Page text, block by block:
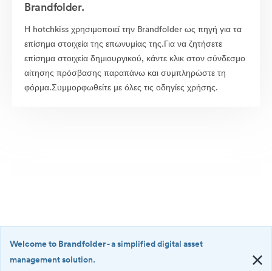
Brandfolder.
Η hotchkiss χρησιμοποιεί την Brandfolder ως πηγή για τα
επίσημα στοιχεία της επωνυμίας της.Για να ζητήσετε
επίσημα στοιχεία δημιουργικού, κάντε κλικ στον σύνδεσμο
αίτησης πρόσβασης παραπάνω και συμπληρώστε τη
φόρμα.Συμμορφωθείτε με όλες τις οδηγίες χρήσης.
Welcome to Brandfolder- a simplified digital asset
management solution.